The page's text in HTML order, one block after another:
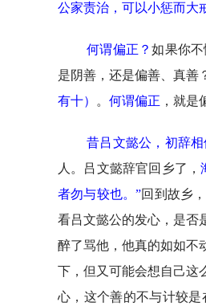
公家责治，可以小惩而大
何谓偏正 ？如果你
是阴善，还是偏善、真善
有十） 。 何谓偏正 ，就是
昔吕文懿公，初辞
人。吕文懿辞官回乡了，
者勿与较也。”回到故乡
看吕文懿公的发心，是否
醉了骂他，他真的如如不
下，但又可能会想自己这
心，这个善的不与计较